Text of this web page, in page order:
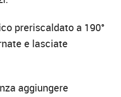
preriscaldato a 190°
e lasciate
aggiungere